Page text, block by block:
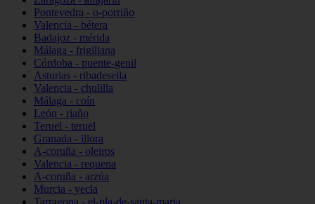
Pontevedra - o-porriño
Valencia - bétera
Badajoz - mérida
Málaga - frigiliana
Córdoba - puente-genil
Asturias - ribadesella
Valencia - chulilla
Málaga - coín
León - riaño
Teruel - teruel
Granada - illora
A-coruña - oleiros
Valencia - requena
A-coruña - arzúa
Murcia - yecla
Tarragona - el-pla-de-santa-maria